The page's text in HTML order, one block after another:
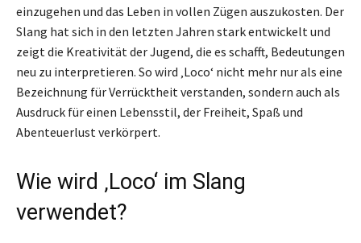
einzugehen und das Leben in vollen Zügen auszukosten. Der
Slang hat sich in den letzten Jahren stark entwickelt und
zeigt die Kreativität der Jugend, die es schafft, Bedeutungen
neu zu interpretieren. So wird ‚Loco‘ nicht mehr nur als eine
Bezeichnung für Verrücktheit verstanden, sondern auch als
Ausdruck für einen Lebensstil, der Freiheit, Spaß und
Abenteuerlust verkörpert.
Wie wird ‚Loco‘ im Slang
verwendet?